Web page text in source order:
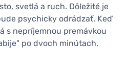
svetlá a ruch. Dôležité je
psychicky odrádzať. Keď
s nepríjemnou premávkou
po dvoch minútach,